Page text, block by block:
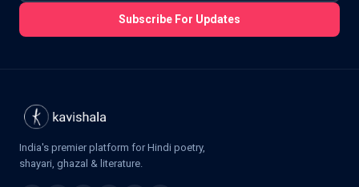
Subscribe For Updates
India's premier platform for Hindi poetry,
shayari, ghazal & literature.